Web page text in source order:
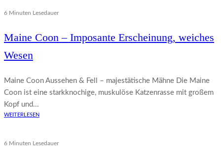
6 Minuten Lesedauer
Maine Coon – Imposante Erscheinung, weiches
Wesen
Maine Coon Aussehen & Fell – majestätische Mähne Die Maine
Coon ist eine starkknochige, muskulöse Katzenrasse mit großem
Kopf und...
WEITERLESEN
6 Minuten Lesedauer